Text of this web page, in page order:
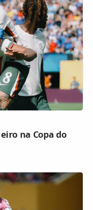
na Copa do